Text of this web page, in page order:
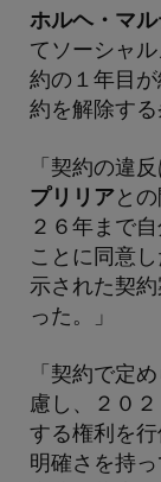
ホルヘ・マ
てソーシャ
約の１年目
約を解除する
「契約の違
プリリアと
２６年まで
ことに同意
示された契
った。」
「契約で定
慮し、２０
する権利を
明確さを持